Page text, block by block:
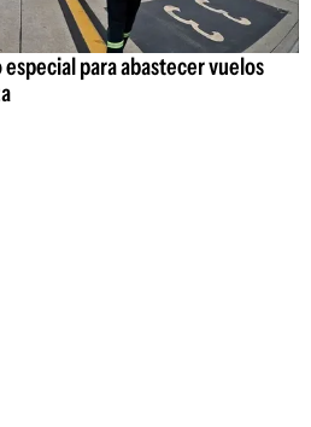
para abastecer vuelos